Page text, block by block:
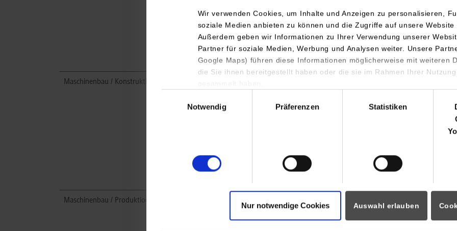
Wir verwenden Cookies, um Inhalte und Anzeigen zu personalisieren,
soziale Medien anbieten zu können und die Zugriffe auf unsere Website
Außerdem geben wir Informationen zu Ihrer Verwendung unserer
Partner für soziale Medien, Werbung und Analysen weiter. Unsere
Google Maps) führen diese Informationen möglicherweise mit weiteren
die Sie ihnen bereitgestellt haben oder die sie im Rahmen Ihrer
Notwendig
Präferenzen Statistiken
Nur notwendige Cookies Auswahl erlauben
Maren Klein
07443 12-6090
maren.klein@fischer.de
Maschinenbau / Konstruktion und Entwicklung
72178 Waldachtal
07443 12-6090
maren.klein@fischer.de
Maschinenbau / Produktionstechnik
Klaus-Fischer-Str. 1